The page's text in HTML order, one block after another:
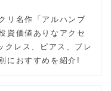
リ名作「アルハンブ
資価値ありなアクセ
クレス、ピアス、ブレ
におすすめを紹介!